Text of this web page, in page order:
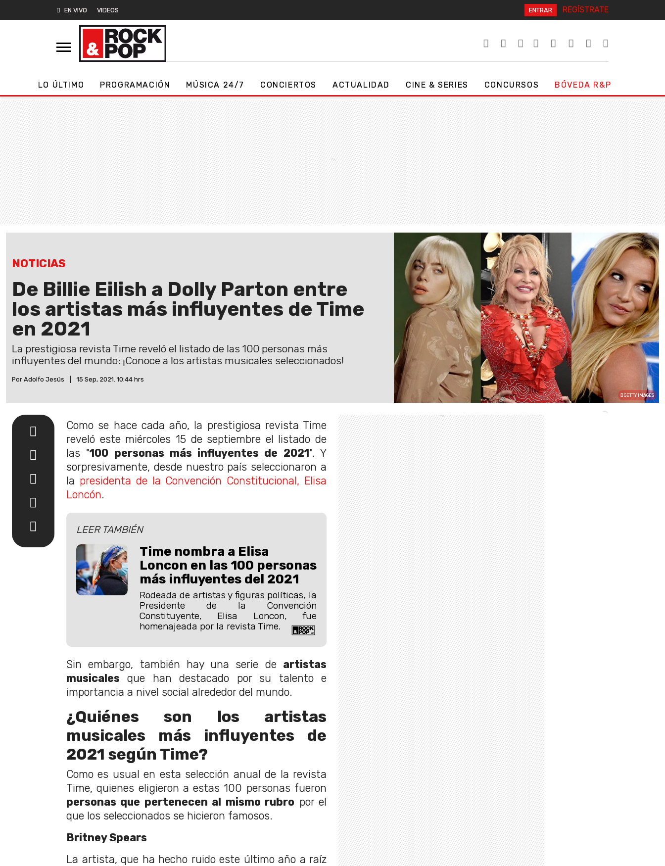
EN VIVO VIDEOS ENTRAR REGÍSTRATE
LO ÚLTIMO PROGRAMACIÓN MÚSICA 24/7 CONCIERTOS ACTUALIDAD CINE & SERIES CONCURSOS BÓVEDA R&P
NOTICIAS
De Billie Eilish a Dolly Parton entre
los artistas más influyentes de Time
en 2021
La prestigiosa revista Time reveló el listado de las 100 personas más
influyentes del mundo: ¡Conoce a los artistas musicales seleccionados!
Por Adolfo Jesús 15 Sep, 2021. 10:44 hrs
GETTY IMAGES
Como se hace cada año, la prestigiosa revista Time
reveló este miércoles 15 de septiembre el listado de
las "100 personas más influyentes de 2021 ". Y
sorpresivamente, desde nuestro país seleccionaron a
la presidenta de la Convención Constitucional, Elisa
Loncón.
LEER TAMBIÉN
Time nombra a Elisa
Loncon en las 100 personas
más influyentes del 2021
Rodeada de artistas y figuras políticas, la
Presidente de la Convención
Constituyente, Elisa Loncon, fue
homenajeada por la revista Time.
Sin embargo, también hay una serie de artistas
musicales que han destacado por su talento e
importancia a nivel social alrededor del mundo.
¿Quiénes son los artistas
musicales más influyentes de
2021 según Time?
Como es usual en esta selección anual de la revista
Time, quienes eligieron a estas 100 personas fueron
personas que pertenecen al mismo rubro por el
que los seleccionados se hicieron famosos.
Britney Spears
La artista, que ha hecho ruido este último año a raíz